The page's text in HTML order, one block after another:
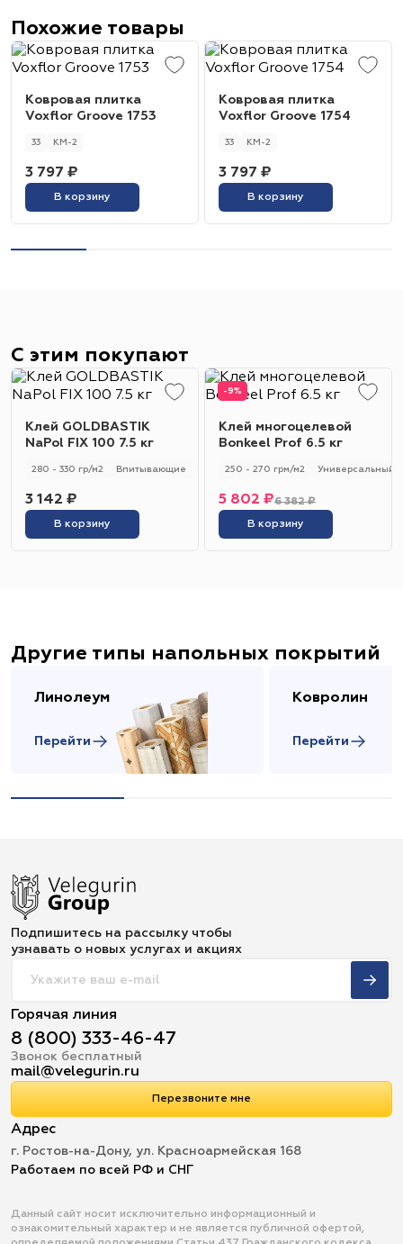
Похожие товары
Ковровая плитка
Voxflor Groove 1753
33 КМ-2
3 797 ₽
В корзину
Ковровая плитка
Voxflor Groove 1754
33 КМ-2
3 797 ₽
В корзину
С этим покупают
Клей GOLDBASTIK
NaPol FIX 100 7.5 кг
280 - 330 гр/м2 Впитывающие
3 142 ₽
В корзину
-9%
Клей многоцелевой
Bonkeel Prof 6.5 кг
250 - 270 грм/м2 Универсальный
6 382 ₽
5 802 ₽
В корзину
Другие типы напольных покрытий
Линолеум
Перейти
Ковролин
Перейти
Подпишитесь на рассылку чтобы
узнавать о новых услугах и акциях
Горячая линия
8 (800) 333-46-47
Звонок бесплатный
mail@velegurin.ru
Перезвоните мне
Адрес
г. Ростов-на-Дону, ул. Красноармейская 168
Работаем по всей РФ и СНГ
Данный сайт носит исключительно информационный и
ознакомительный характер и не является публичной офертой,